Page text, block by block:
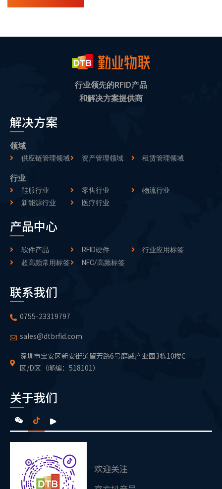
行业领先的RFID产品
和解决方案提供商
解决方案
领域
供应链管理领域 资产管理领域 租赁管理领域
行业
鞋服行业 零售行业
物流行业
新能源行业
医疗行业
产品中心
软件产品 RFID硬件
行业应用标签
超高频常用标签
NFC/高频标签
联系我们
0755-23319797
sales@dtbrfid.com
深圳市宝安区新安街道留芳路6号庭威产业园3栋10楼C
区/D区（邮编：518101）
关于我们
欢迎关注